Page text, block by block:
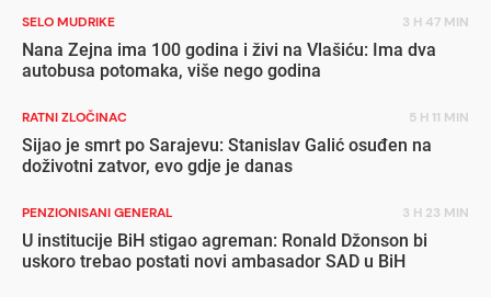
SELO MUDRIKE 3 H 47 MIN
Nana Zejna ima 100 godina i živi na Vlašiću: Ima dva
autobusa potomaka, više nego godina
RATNI ZLOČINAC 5 H 11 MIN
Sijao je smrt po Sarajevu: Stanislav Galić osuđen na
doživotni zatvor, evo gdje je danas
PENZIONISANI GENERAL 3 H 23 MIN
U institucije BiH stigao agreman: Ronald Džonson bi
uskoro trebao postati novi ambasador SAD u BiH